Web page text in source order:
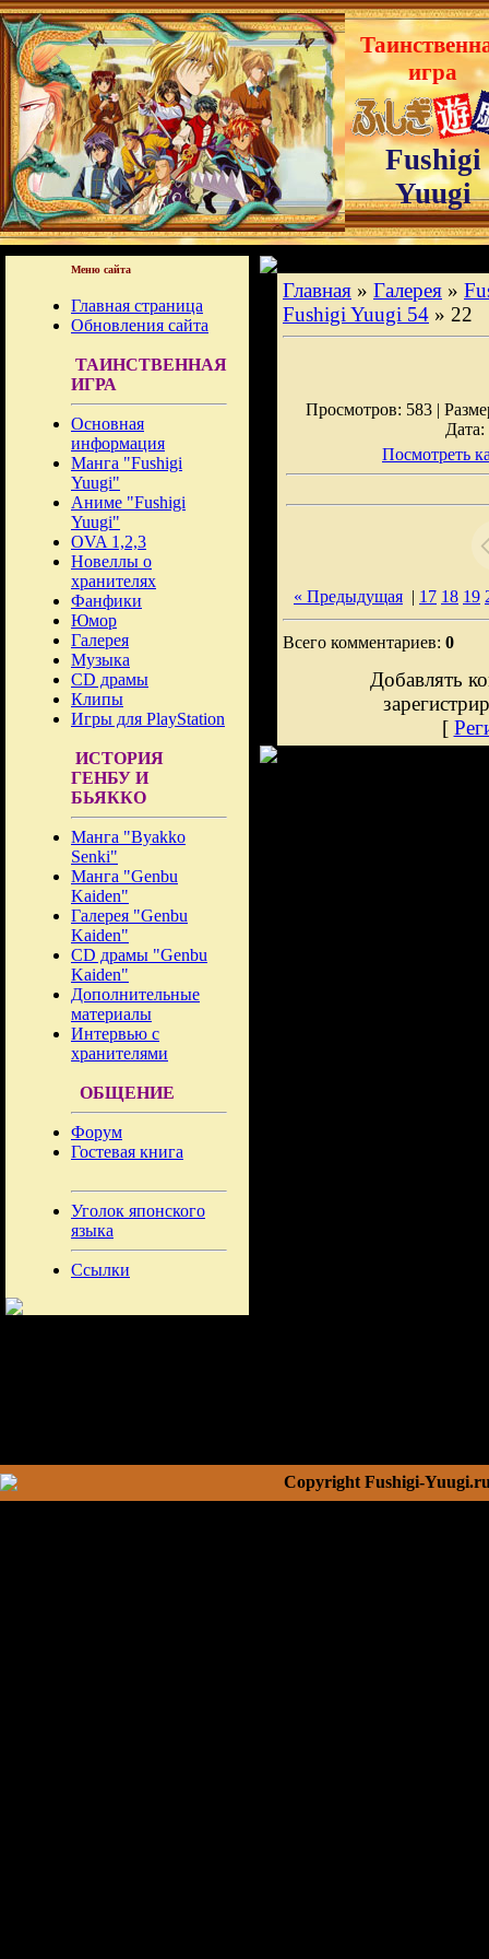
игра
Fushigi
Yuugi
Меню сайта
Главная страница
Обновления сайта
ТАИНСТВЕННАЯ
ИГРА
Основная
информация
Манга "Fushigi
Yuugi"
Аниме "Fushigi
Yuugi"
OVA 1,2,3
Новеллы о
хранителях
Фанфики
Юмор
Галерея
Музыка
CD драмы
Клипы
Игры для PlayStation
ИСТОРИЯ
ГЕНБУ И
БЬЯККО
Манга "Byakko
Senki"
Манга "Genbu
Kaiden"
Галерея "Genbu
Kaiden"
CD драмы "Genbu
Kaiden"
Дополнительные
материалы
Интервью с
хранителями
ОБЩЕНИЕ
Форум
Гостевая книга
Уголок японского
языка
Ссылки
Главная » Галерея »
Fushigi Yuugi 54 » 22
Просмотров: 583 |
Посмотреть
« Предыдущая | 17 18 19
Всего комментариев: 0
Добавлять
[
Copyright Fushigi-